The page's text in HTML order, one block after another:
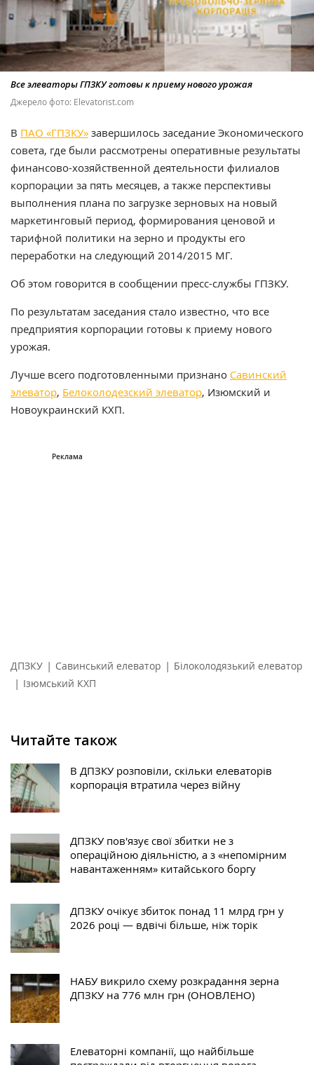
Все элеваторы ГПЗКУ готовы к приему нового урожая
Джерело фото: Elevatorist.com
В ПАО «ГПЗКУ» завершилось заседание Экономического
совета, где были рассмотрены оперативные результаты
финансово-хозяйственной деятельности филиалов
корпорации за пять месяцев, а также перспективы
выполнения плана по загрузке зерновых на новый
маркетинговый период, формирования ценовой и
тарифной политики на зерно и продукты его
переработки на следующий 2014/2015 МГ.
Об этом говорится в сообщении пресс-службы ГПЗКУ.
По результатам заседания стало известно, что все
предприятия корпорации готовы к приему нового
урожая.
Лучше всего подготовленными признано Савинский
элеватор, Белоколодезский элеватор, Изюмский и
Новоукраинский КХП.
ДПЗКУ | Савинський елеватор | Білоколодязький елеватор
| Ізюмський КХП
Читайте також
В ДПЗКУ розповіли, скільки елеваторів
корпорація втратила через війну
ДПЗКУ пов'язує свої збитки не з
операційною діяльністю, а з «непомірним
навантаженням» китайського боргу
ДПЗКУ очікує збиток понад 11 млрд грн у
2026 році — вдвічі більше, ніж торік
НАБУ викрило схему розкрадання зерна
ДПЗКУ на 776 млн грн (ОНОВЛЕНО)
Елеваторні компанії, що найбільше